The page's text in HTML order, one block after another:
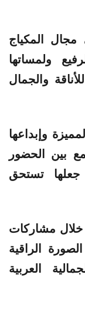
مجال المكياج
ولمساتها
والجمال
وإبداعها
بين الحضور
جعلها تستحق
خلال مشاركات
الراقية
العربية